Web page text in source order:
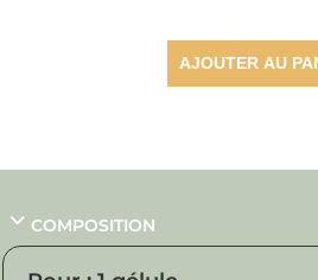
AJOUTER AU
COMPOSITION